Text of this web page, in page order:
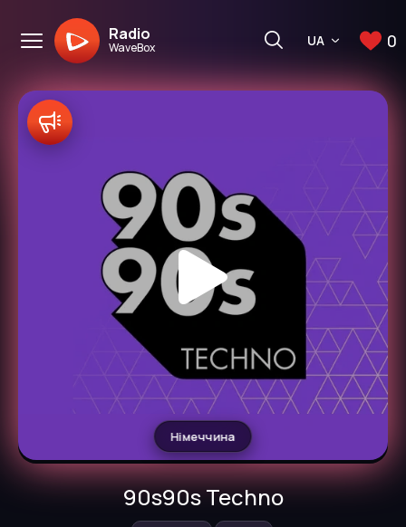
Radio
WaveBox UA 0
Німеччина
90s90s Techno